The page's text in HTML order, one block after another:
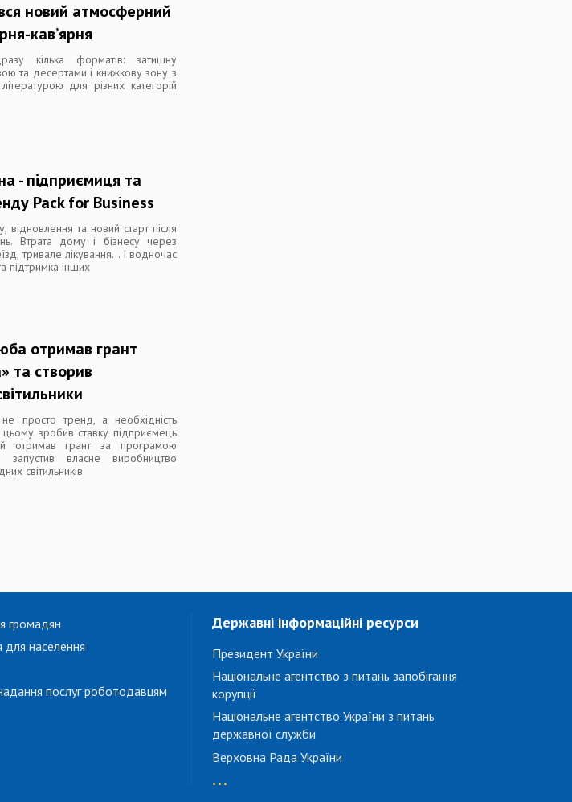
новий атмосферний
кав’ярня
кілька форматів: затишну
та десертами і книжкову зону з
для різних категорій
- підприємиця та
Pack for Business
відновлення та новий старт після
Втрата дому і бізнесу через
тривале лікування… І водночас
підтримка інших
отримав грант
та створив
не просто тренд, а необхідність
зробив ставку підприємець
отримав грант за програмою
власне виробництво
світильників
громадян
для населення
послуг роботодавцям
Державні інформаційні ресурси
Президент України
Національне агентство з питань запобігання
корупції
Національне агентство України з питань
державної служби
Верховна Рада України
...